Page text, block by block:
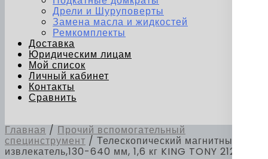
Дрели и Шуруповерты
Замена масла и жидкостей
Ремкомплекты
Доставка
Юридическим лицам
Мой список
Личный кабинет
Контакты
Сравнить
Главная / Прочий вспомогательный
специнструмент / Телескопический магнитный
извлекатель,130-640 мм, 1,6 кг KING TONY 2128-26